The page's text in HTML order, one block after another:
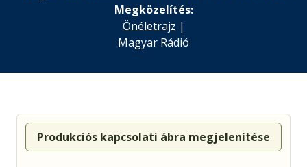
Megközelítés:
Önéletrajz |
Magyar Rádió
Produkciós kapcsolati ábra megjelenítése